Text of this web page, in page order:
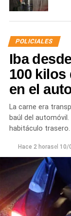
POLICIALES
Iba
100 kilos
en el
La carne era
baúl del
habitáculo trasero.
Hace 2 horasel 10/